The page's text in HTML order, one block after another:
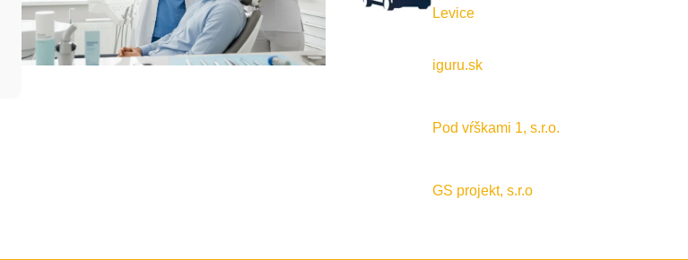
Levice
iguru.sk
Pod vŕškami 1, s.r.o.
GS projekt, s.r.o